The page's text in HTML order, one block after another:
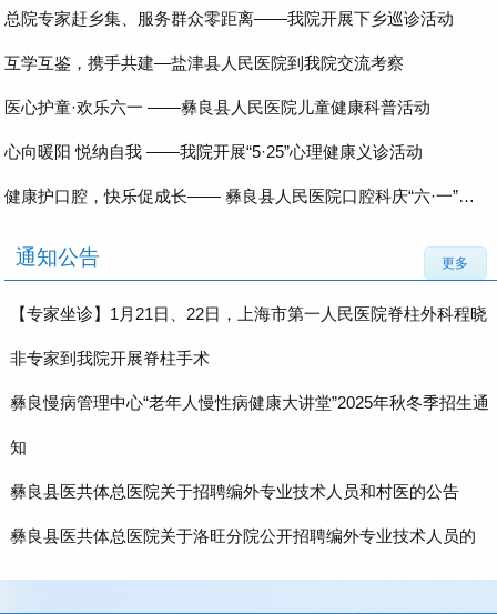
总院专家赶乡集、服务群众零距离——我院开展下乡巡诊活动
互学互鉴，携手共建—盐津县人民医院到我院交流考察
医心护童·欢乐六一 ——彝良县人民医院儿童健康科普活动
心向暖阳 悦纳自我 ——我院开展“5·25”心理健康义诊活动
健康护口腔，快乐促成长—— 彝良县人民医院口腔科庆“六·一”义诊活动
通知公告 更多
【专家坐诊】1月21日、22日，上海市第一人民医院脊柱外科程晓
非专家到我院开展脊柱手术
彝良慢病管理中心“老年人慢性病健康大讲堂”2025年秋冬季招生通
知
彝良县医共体总医院关于招聘编外专业技术人员和村医的公告
彝良县医共体总医院关于洛旺分院公开招聘编外专业技术人员的
公告